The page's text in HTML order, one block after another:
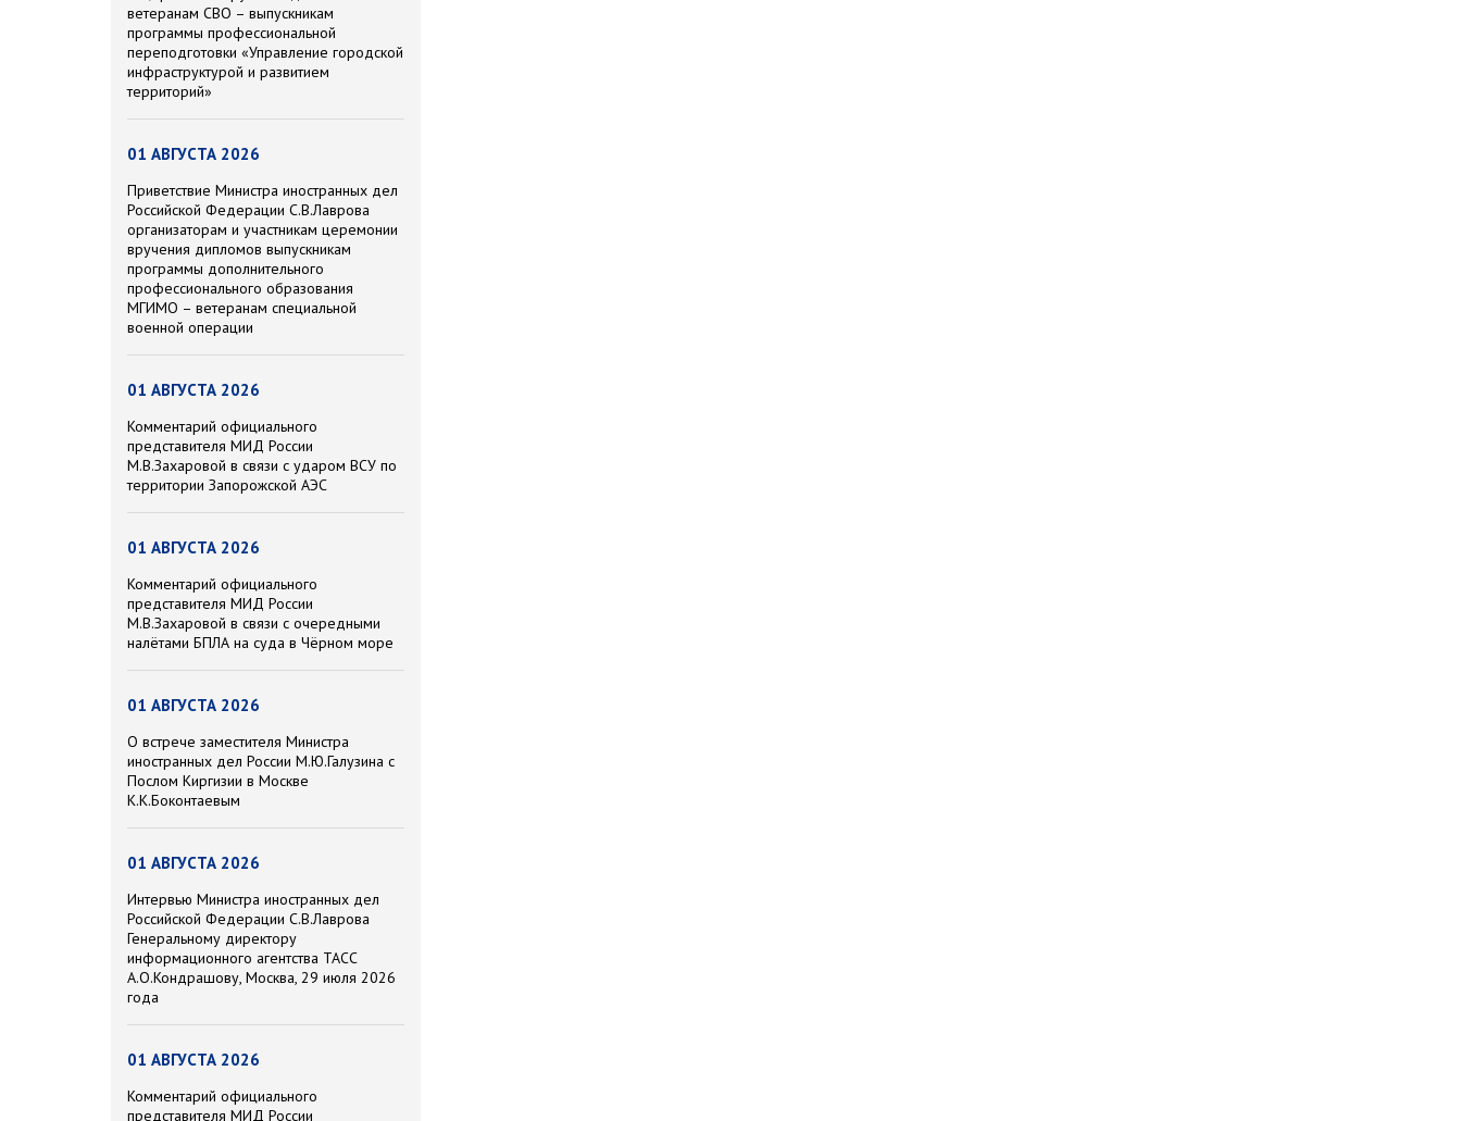
ветеранам СВО – выпускникам
программы профессиональной
переподготовки «Управление городской
инфраструктурой и развитием
территорий»
01 АВГУСТА 2026
Приветствие Министра иностранных дел
Российской Федерации С.В.Лаврова
организаторам и участникам церемонии
вручения дипломов выпускникам
программы дополнительного
профессионального образования
МГИМО – ветеранам специальной
военной операции
01 АВГУСТА 2026
Комментарий официального
представителя МИД России
М.В.Захаровой в связи с ударом ВСУ по
территории Запорожской АЭС
01 АВГУСТА 2026
Комментарий официального
представителя МИД России
М.В.Захаровой в связи с очередными
налётами БПЛА на суда в Чёрном море
01 АВГУСТА 2026
О встрече заместителя Министра
иностранных дел России М.Ю.Галузина с
Послом Киргизии в Москве
К.К.Боконтаевым
01 АВГУСТА 2026
Интервью Министра иностранных дел
Российской Федерации С.В.Лаврова
Генеральному директору
информационного агентства ТАСС
А.О.Кондрашову, Москва, 29 июля 2026
года
01 АВГУСТА 2026
Комментарий официального
представителя МИД России